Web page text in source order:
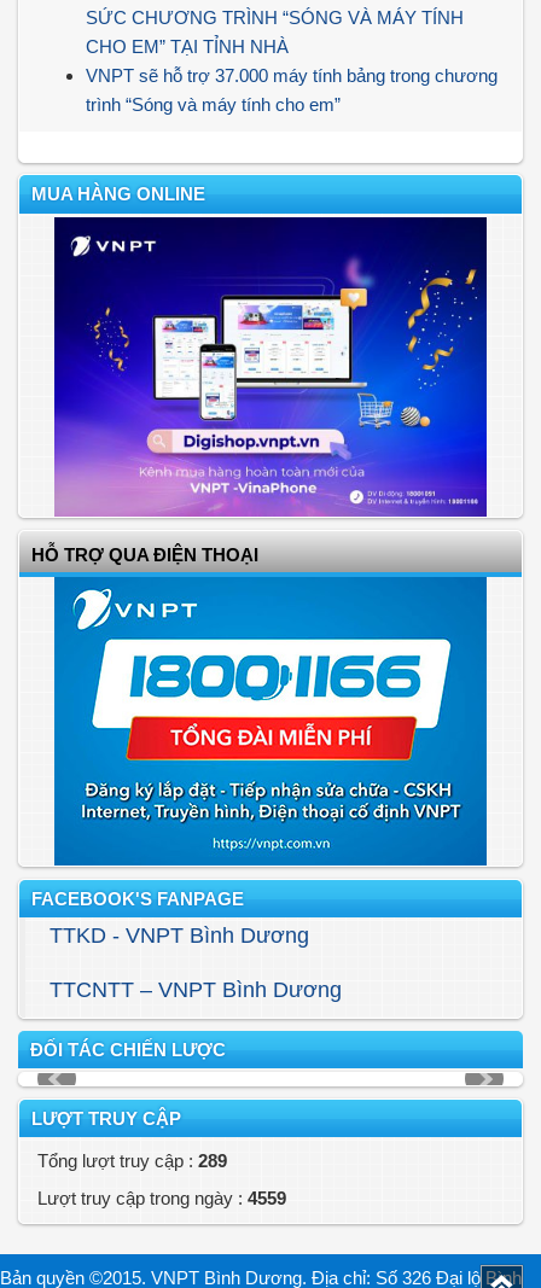
SỨC CHƯƠNG TRÌNH “SÓNG VÀ MÁY TÍNH
CHO EM” TẠI TỈNH NHÀ
VNPT sẽ hỗ trợ 37.000 máy tính bảng trong chương
trình “Sóng và máy tính cho em”
MUA HÀNG ONLINE
HỖ TRỢ QUA ĐIỆN THOẠI
FACEBOOK'S FANPAGE
TTKD - VNPT Bình Dương
TTCNTT – VNPT Bình Dương
ĐỐI TÁC CHIẾN LƯỢC
LƯỢT TRUY CẬP
Tổng lượt truy cập : 289
Lượt truy cập trong ngày : 4559
Bản quyền ©2015. VNPT Bình Dương. Địa chỉ: Số 326 Đại lộ Bình